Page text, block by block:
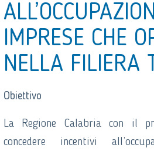
IMPRESE CHE
NELLA FILIERA
Obiettivo
La Regione Calabria con il
concedere incentivi